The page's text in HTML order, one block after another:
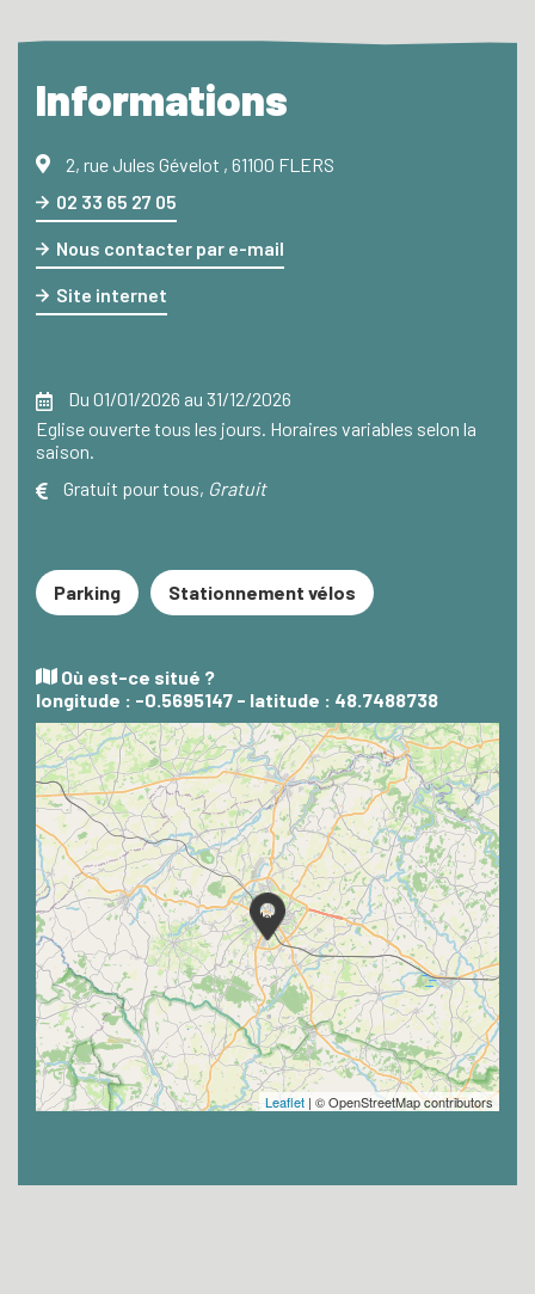
Informations
2, rue Jules Gévelot , 61100 FLERS
02 33 65 27 05
Nous contacter par e-mail
Site internet
Du 01/01/2026 au 31/12/2026
Eglise ouverte tous les jours. Horaires variables selon la
saison.
Gratuit pour tous, Gratuit
Parking Stationnement vélos
Où est-ce situé ?
longitude : -0.5695147 - latitude : 48.7488738
Leaflet | © OpenStreetMap contributors